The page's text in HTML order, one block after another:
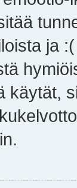
ja
käytät,